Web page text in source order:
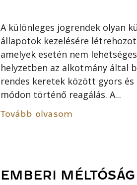
A különleges jogrendek olyan
állapotok kezelésére
amelyek esetén nem
helyzetben az alkotmány által
rendes keretek között gyors és
módon történő reagálás. A...
Tovább olvasom
EMBERI MÉLTÓSÁG